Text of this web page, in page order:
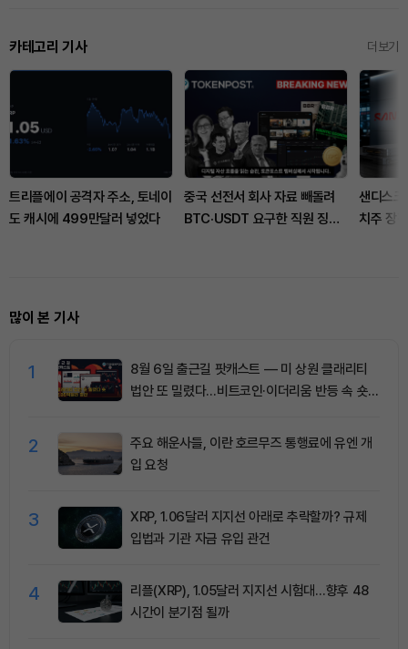
카테고리 기사 더보기
트리플에이 공격자 주소, 토네이
도 캐시에 499만달러 넣었다
중국 선전서 회사 자료 빼돌려
BTC·USDT 요구한 직원 징역
샌디스
치주 장
많이 본 기사
1
8월 6일 출근길 팟캐스트 — 미 상원 클래리티
법안 또 밀렸다…비트코인·이더리움 반등 속 숏
2
주요 해운사들, 이란 호르무즈 통행료에 유엔 개
입 요청
3
XRP, 1.06달러 지지선 아래로 추락할까? 규제
입법과 기관 자금 유입 관건
4
리플(XRP), 1.05달러 지지선 시험대…향후 48
시간이 분기점 될까